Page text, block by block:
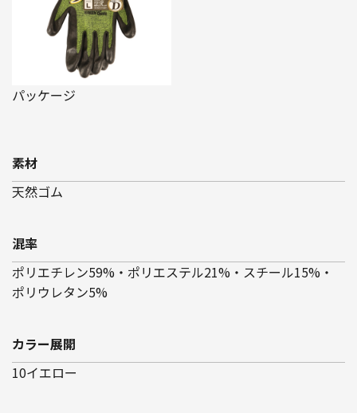
パッケージ
素材
天然ゴム
混率
ポリエチレン59%・ポリエステル21%・スチール15%・
ポリウレタン5%
カラー展開
10イエロー